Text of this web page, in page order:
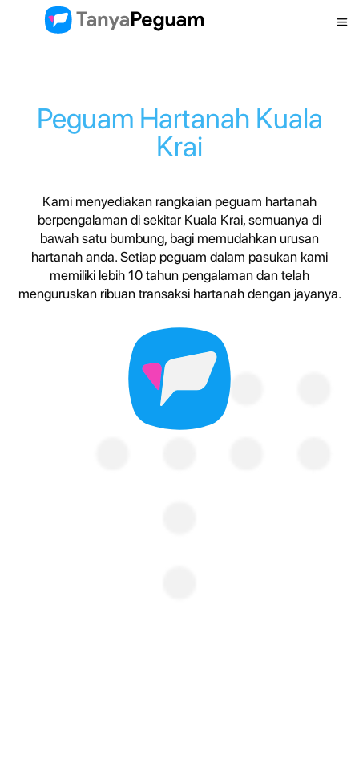
Peguam Hartanah Kuala
Krai
Kami menyediakan rangkaian peguam hartanah
berpengalaman di sekitar Kuala Krai, semuanya di
bawah satu bumbung, bagi memudahkan urusan
hartanah anda. Setiap peguam dalam pasukan kami
memiliki lebih 10 tahun pengalaman dan telah
menguruskan ribuan transaksi hartanah dengan jayanya.